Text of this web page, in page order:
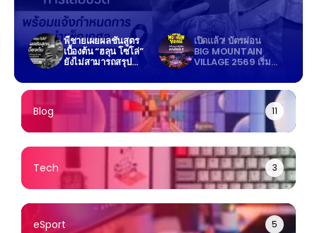
พี่ชายเผยผลชันสูตร
เบื้องต้น “ฮลุน โซโล่”
ยังไม่สามารถสรุป
พร้อมแจ้งกำหนดการ
บำเพ็ญกุศล
เปิดแล้ว! บัตรผ่อน
BIG MOUNTAIN
VILLAGE 2569 เริ่ม
ผ่อน 0% ไม่มีบัตร
เครดิตก็ซื้อได้
Blog 11
Tech 3
eSport 5